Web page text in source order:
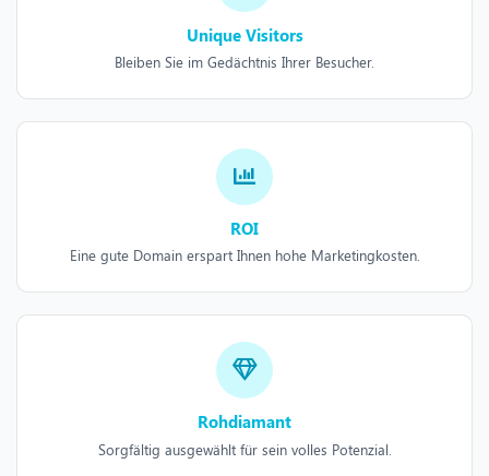
Unique Visitors
Bleiben Sie im Gedächtnis Ihrer Besucher.
ROI
Eine gute Domain erspart Ihnen hohe Marketingkosten.
Rohdiamant
Sorgfältig ausgewählt für sein volles Potenzial.